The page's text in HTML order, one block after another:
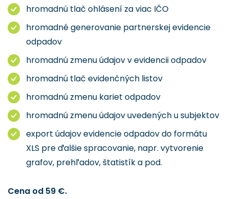
hromadnú tlač ohlásení za viac IČO
hromadné generovanie partnerskej evidencie
odpadov
hromadnú zmenu údajov v evidencii odpadov
hromadnú tlač evidenčných listov
hromadnú zmenu kariet odpadov
hromadnú zmenu údajov uvedených u subjektov
export údajov evidencie odpadov do formátu
XLS pre ďalšie spracovanie, napr. vytvorenie
grafov, prehľadov, štatistík a pod.
Cena od 59 €.